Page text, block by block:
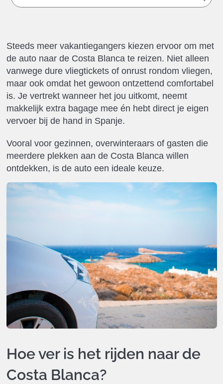
Steeds meer vakantiegangers kiezen ervoor om met
de auto naar de Costa Blanca te reizen. Niet alleen
vanwege dure vliegtickets of onrust rondom vliegen,
maar ook omdat het gewoon ontzettend comfortabel
is. Je vertrekt wanneer het jou uitkomt, neemt
makkelijk extra bagage mee én hebt direct je eigen
vervoer bij de hand in Spanje.
Vooral voor gezinnen, overwinteraars of gasten die
meerdere plekken aan de Costa Blanca willen
ontdekken, is de auto een ideale keuze.
Hoe ver is het rijden naar de
Costa Blanca?